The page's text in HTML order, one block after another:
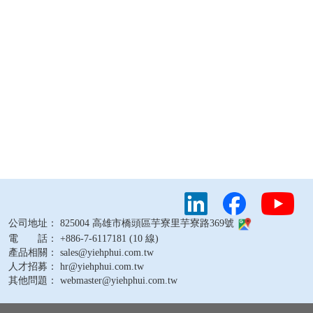
公司地址： 825004 高雄市橋頭區芋寮里芋寮路369號
電 話： +886-7-6117181 (10 線)
產品相關： sales@yiehphui.com.tw
人才招募： hr@yiehphui.com.tw
其他問題： webmaster@yiehphui.com.tw